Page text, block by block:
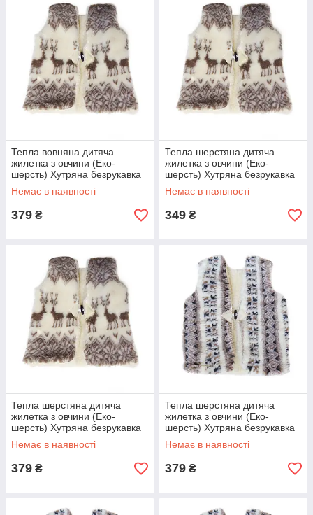
Тепла вовняна дитяча
жилетка з овчини (Еко-
шерсть) Хутряна безрукавка
для дівчинки і хлопчика Олені
2
Немає в наявності
379 ₴
Тепла шерстяна дитяча
жилетка з овчини (Еко-
шерсть) Хутряна безрукавка
для дівчинки і хлопчика Олені
1
Немає в наявності
349 ₴
Тепла шерстяна дитяча
жилетка з овчини (Еко-
шерсть) Хутряна безрукавка
для дівчинки і хлопчика Олені
3
Немає в наявності
379 ₴
Тепла шерстяна дитяча
жилетка з овчини (Еко-
шерсть) Хутряна безрукавка
для дівчинки і хлопчика
Орнамент 3
Немає в наявності
379 ₴